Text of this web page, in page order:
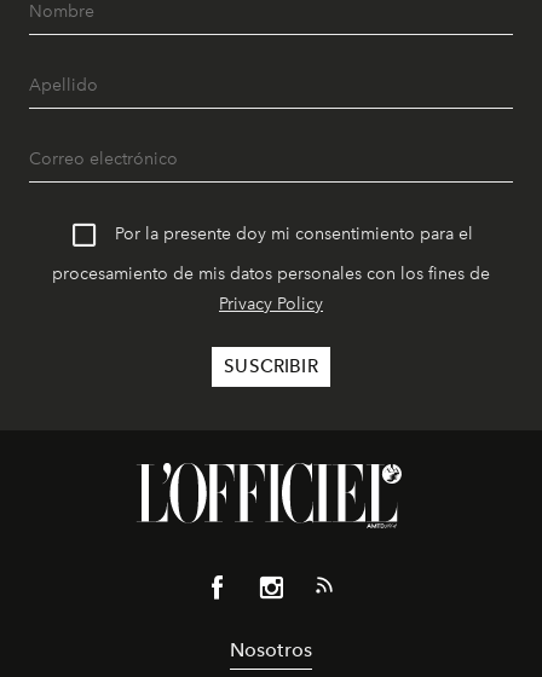
Por la presente doy mi consentimiento para el
procesamiento de mis datos personales con los fines de
Privacy Policy
Nosotros